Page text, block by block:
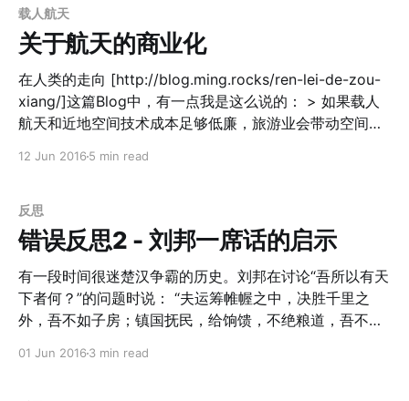
Editing编辑。他们都需要做： > 1. Simplify（简化） 2.
Clarify（澄清） 3. Allocate Resources（分配资源） 4.
Ensure Consistent Voice（统一声音） 5. Delegate（放
权托管） 所以，我们是不是每一天简化的内容比之前更少
了呢？如果没有，我们的Operation就有问题了。 * 他提
到，“Most people will solve problems that they know
载人航天
关于航天的商业化
在人类的走向 [http://blog.ming.rocks/ren-lei-de-zou-
xiang/]这篇Blog中，有一点我是这么说的： > 如果载人
航天和近地空间技术成本足够低廉，旅游业会带动空间站
有可能会重塑整个地球的政治格局。 关于航天事业的商业
化，其实有很多可以展开和想象的地方，这里可以详细展
开一下。 首先的前提是，在目前的商业社会下，如果载人
航天没有足够多的商业利益，就不会形成自发的行为，早
期只能国家主导（包括火星探测、深空探测等等）。一个
领域需要有Break Through的进展（像近30年的互联网一
12 Jun 2016 5 min read
反思
错误反思2 - 刘邦一席话的启示
有一段时间很迷楚汉争霸的历史。刘邦在讨论“吾所以有天
下者何？”的问题时说： “夫运筹帷幄之中，决胜千里之
外，吾不如子房；镇国抚民，给饷馈，不绝粮道，吾不如
01 Jun 2016 3 min read